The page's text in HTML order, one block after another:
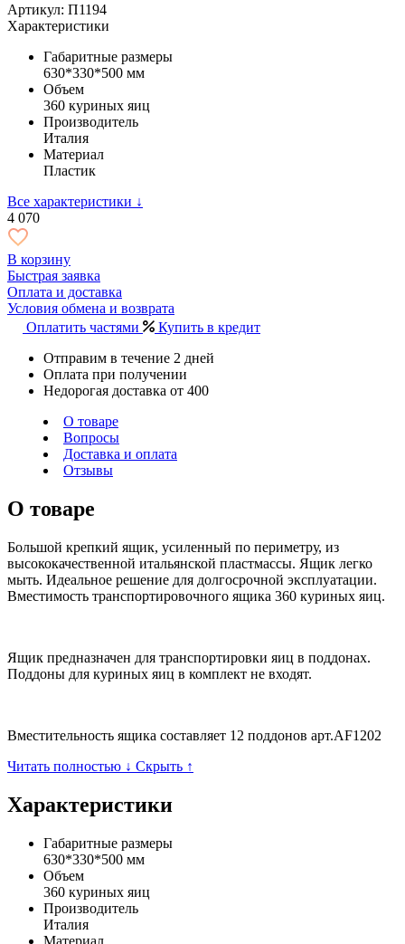
Артикул: П1194
Характеристики
Габаритные размеры
630*330*500 мм
Объем
360 куриных яиц
Производитель
Италия
Материал
Пластик
Все характеристики ↓
4 070
В корзину
Быстрая заявка
Оплата и доставка
Условия обмена и возврата
Оплатить частями
Купить в кредит
Отправим в течение 2 дней
Оплата при получении
Недорогая доставка от 400
О товаре
Вопросы
Доставка и оплата
Отзывы
О товаре
Большой крепкий ящик, усиленный по периметру, из
высококачественной итальянской пластмассы. Ящик легко
мыть. Идеальное решение для долгосрочной эксплуатации.
Вместимость транспортировочного ящика 360 куриных яиц.
Ящик предназначен для транспортировки яиц в поддонах.
Поддоны для куриных яиц в комплект не входят.
Вместительность ящика составляет 12 поддонов арт.AF1202
Читать полностью ↓ Скрыть ↑
Характеристики
Габаритные размеры
630*330*500 мм
Объем
360 куриных яиц
Производитель
Италия
Материал